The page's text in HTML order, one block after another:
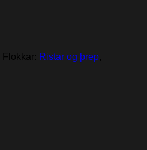
Flokkar: Ristar og þrep,